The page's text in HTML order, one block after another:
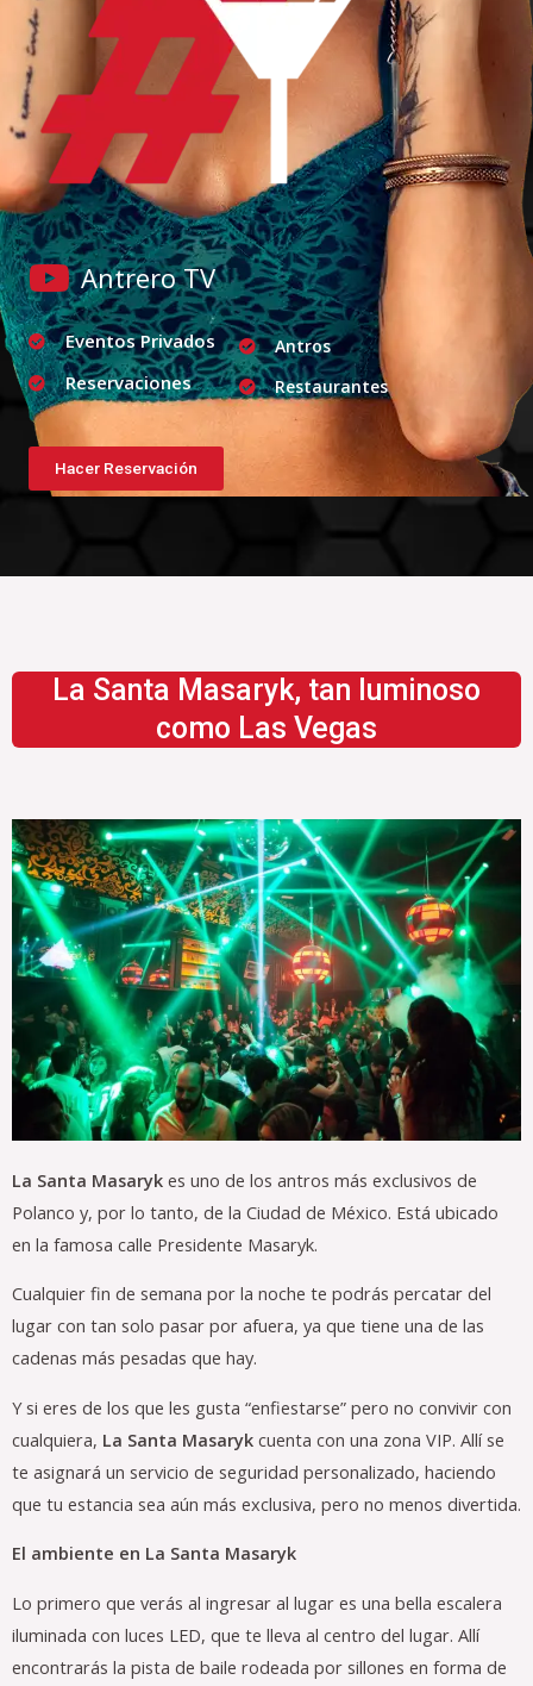
Antrero TV
Eventos Privados
Reservaciones
Antros
Restaurantes
Hacer Reservación
La Santa Masaryk, tan luminoso
como Las Vegas
La Santa Masaryk es uno de los antros más exclusivos de
Polanco y, por lo tanto, de la Ciudad de México. Está ubicado
en la famosa calle Presidente Masaryk.
Cualquier fin de semana por la noche te podrás percatar del
lugar con tan solo pasar por afuera, ya que tiene una de las
cadenas más pesadas que hay.
Y si eres de los que les gusta “enfiestarse” pero no convivir con
cualquiera, La Santa Masaryk cuenta con una zona VIP. Allí se
te asignará un servicio de seguridad personalizado, haciendo
que tu estancia sea aún más exclusiva, pero no menos divertida.
El ambiente en La Santa Masaryk
Lo primero que verás al ingresar al lugar es una bella escalera
iluminada con luces LED, que te lleva al centro del lugar. Allí
encontrarás la pista de baile rodeada por sillones en forma de